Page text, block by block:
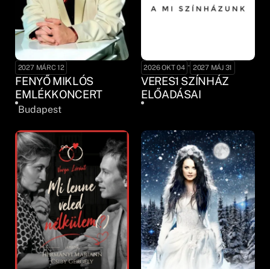
2027 MÁRC 12
FENYŐ MIKLÓS
EMLÉKKONCERT
Budapest
2026 OKT 04 - 2027 MÁJ 31
VERES1 SZÍNHÁZ
ELŐADÁSAI